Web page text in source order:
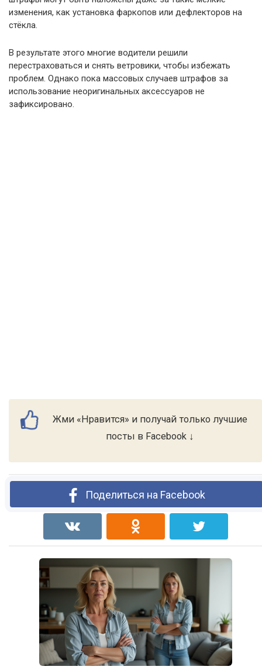
изменения, как установка фаркопов или дефлекторов на
стёкла.
В результате этого многие водители решили
перестраховаться и снять ветровики, чтобы избежать
проблем. Однако пока массовых случаев штрафов за
использование неоригинальных аксессуаров не
зафиксировано.
Жми «Нравится» и получай только лучшие
посты в Facebook ↓
Поделиться на Facebook